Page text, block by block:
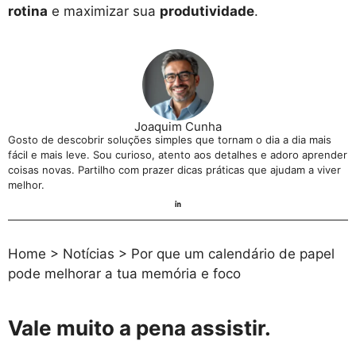
rotina e maximizar sua produtividade.
Joaquim Cunha
Gosto de descobrir soluções simples que tornam o dia a dia mais
fácil e mais leve. Sou curioso, atento aos detalhes e adoro aprender
coisas novas. Partilho com prazer dicas práticas que ajudam a viver
melhor.
Home > Notícias > Por que um calendário de papel
pode melhorar a tua memória e foco
Vale muito a pena assistir.